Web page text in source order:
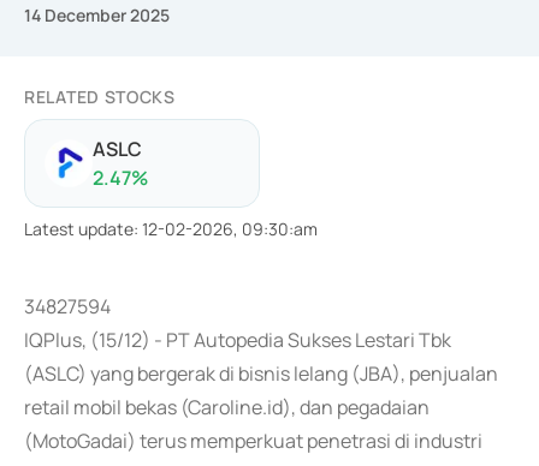
14 December 2025
RELATED STOCKS
ASLC
2.47%
Latest update: 12-02-2026, 09:30:am
34827594
IQPlus, (15/12) - PT Autopedia Sukses Lestari Tbk
(ASLC) yang bergerak di bisnis lelang (JBA), penjualan
retail mobil bekas (Caroline.id), dan pegadaian
(MotoGadai) terus memperkuat penetrasi di industri